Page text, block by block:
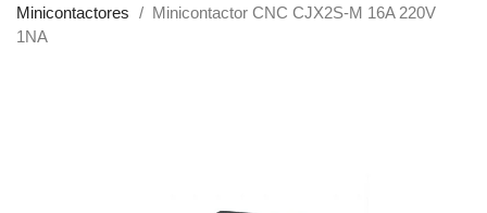
Minicontactores
Minicontactor CNC CJX2S-M 16A 220V
1NA